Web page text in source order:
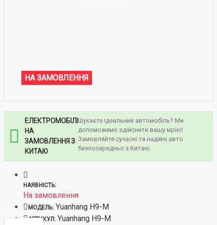
НА ЗАМОВЛЕННЯ
ЕЛЕКТРОМОБІЛІ
НА
ЗАМОВЛЕННЯ З
КИТАЮ
Шукаєте ідеальний автомобіль? Ми
допоможемо здійснити вашу мрію!
Замовляйте сучасні та надійні авто
безпосередньо з Китаю.
НАЯВНІСТЬ:
На замовлення
МОДЕЛЬ: Yuanhang H9-M
АРТИКУЛ: Yuanhang H9-M